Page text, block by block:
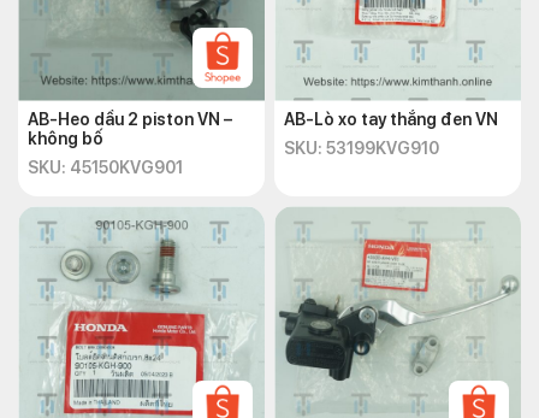
AB-Heo dầu 2 piston VN –
không bố
SKU: 45150KVG901
AB-Lò xo tay thắng đen VN
SKU: 53199KVG910